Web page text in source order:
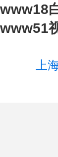
www18
www51
上